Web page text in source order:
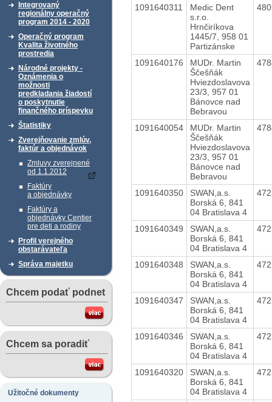
Integrovaný
regionálny operačný
program 2014 - 2020
Operačný program
Kvalita životného
prostredia
Národné projekty -
Oznámenia o
možnosti
predkladania žiadostí
o poskytnutie
finančného príspevku
Štatistiky
Zverejňovanie zmlúv,
faktúr a objednávok
Zmluvy zverejnené
od 1.1.2012
Faktúry
a objednávky
Faktúry a
objednávky Centier
pre deti a rodiny
Profil verejného
obstarávateľa
Správa majetku
Chcem podať podnet
Chcem sa poradiť
Užitočné dokumenty
1091640311
Medic Dent
s.r.o.
Hrnčiríkova
1445/7, 958 01
Partizánske
1091640176
MUDr. Martin
Ščešňák
Hviezdoslavova
23/3, 957 01
Bánovce nad
Bebravou
1091640054
MUDr. Martin
Ščešňák
Hviezdoslavova
23/3, 957 01
Bánovce nad
Bebravou
1091640350
SWAN,a.s.
Borská 6, 841
04 Bratislava 4
1091640349
SWAN,a.s.
Borská 6, 841
04 Bratislava 4
1091640348
SWAN,a.s.
Borská 6, 841
04 Bratislava 4
1091640347
SWAN,a.s.
Borská 6, 841
04 Bratislava 4
1091640346
SWAN,a.s.
Borská 6, 841
04 Bratislava 4
1091640320
SWAN,a.s.
Borská 6, 841
04 Bratislava 4